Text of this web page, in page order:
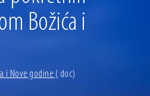
Božića i
i Nove godine (.doc)